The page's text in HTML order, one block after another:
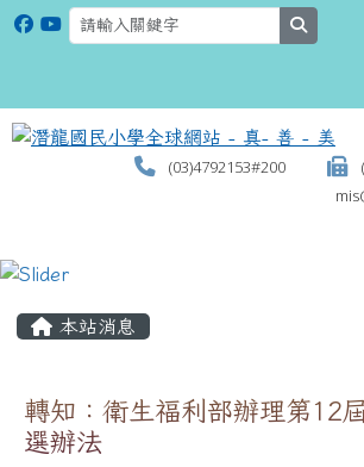
(03)4792153#200
本站消息
轉知：衛生福利部辦理第12
選辦法